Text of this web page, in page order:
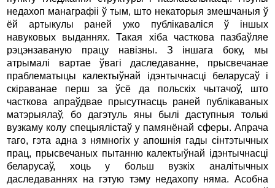
недахоп манаграфіі ў тым, што некаторыя змешчаныя ў
ёй артыкулы раней ужо публікаваліся ў іншых
навуковых выданнях. Такая хіба часткова пазбаўляе
рэцэнзаваную працу навізны. З іншага боку, мы
атрымалі вартае ўвагі даследаванне, прысвечанае
праблематыцы калектыўнай ідэнтычнасці беларусаў і
скіраванае перш за ўсё да польскіх чытачоў, што
часткова апраўдвае прысутнасць раней публікаваных
матэрыялаў, бо дагэтуль яны былі даступныя толькі
вузкаму колу спецыялістаў у памянёнай сферы. Апрача
таго, гэта адна з нямногіх у апошнія гады сінтэтычных
прац, прысвечаных пытанню калектыўнай ідэнтычнасці
беларусаў, хоць у больш вузкіх аналітычных
даследаваннях на гэтую тэму недахопу няма. Асобна